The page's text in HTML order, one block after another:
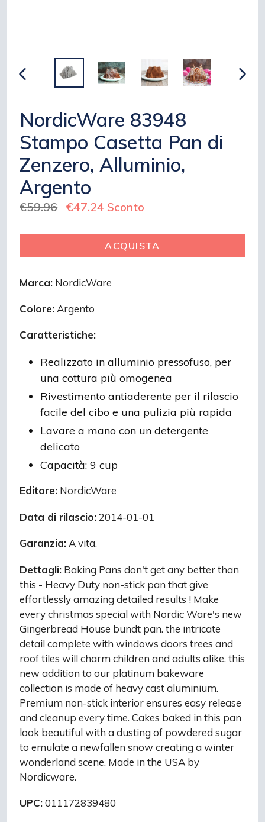
INDIETRO
NordicWare 83948
Stampo Casetta Pan di
Zenzero, Alluminio,
Argento
Prezzo
€59.96 €47.24 Sconto
ACQUISTA
Marca: NordicWare
Colore: Argento
Caratteristiche:
Realizzato in alluminio pressofuso, per
una cottura più omogenea
Rivestimento antiaderente per il rilascio
facile del cibo e una pulizia più rapida
Lavare a mano con un detergente
delicato
Capacità: 9 cup
Editore: NordicWare
Data di rilascio:2014-01-01
Garanzia:A vita.
Dettagli: Baking Pans don't get any better than
this - Heavy Duty non-stick pan that give
effortlessly amazing detailed results ! Make
every christmas special with Nordic Ware's new
Gingerbread House bundt pan. the intricate
detail complete with windows doors trees and
roof tiles will charm children and adults alike. this
new addition to our platinum bakeware
collection is made of heavy cast aluminium.
Premium non-stick interior ensures easy release
and cleanup every time. Cakes baked in this pan
look beautiful with a dusting of powdered sugar
to emulate a newfallen snow creating a winter
wonderland scene. Made in the USA by
Nordicware.
UPC:011172839480